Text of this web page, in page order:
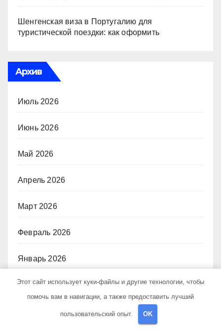
Шенгенская виза в Португалию для
туристической поездки: как оформить
Архив
Июль 2026
Июнь 2026
Май 2026
Апрель 2026
Март 2026
Февраль 2026
Январь 2026
Июль 2025
Этот сайт использует куки-файлы и другие технологии, чтобы
помочь вам в навигации, а также предоставить лучший
пользовательский опыт. OK